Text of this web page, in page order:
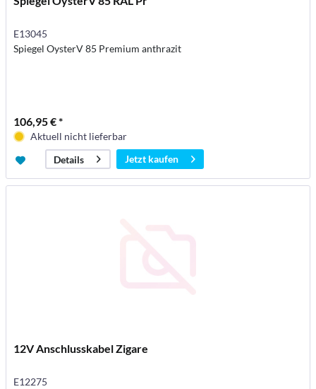
E13045
Spiegel OysterV 85 Premium anthrazit
106,95 € *
Aktuell nicht lieferbar
Details
Jetzt kaufen
12V Anschlusskabel Zigare
E12275